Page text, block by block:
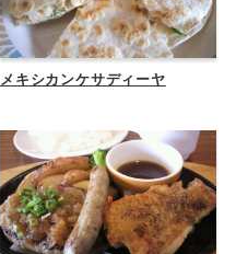
メキシカンケサディーヤ